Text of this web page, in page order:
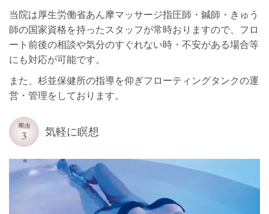
当院は厚生労働省あん摩マッサージ指圧師・鍼師・きゅう
師の国家資格を持ったスタッフが常時おりますので、フロ
ート前後の相談や気分のすぐれない時・不安がある場合等
にも対応が可能です。
また、杉並保健所の指導を仰ぎフローティングタンクの運
営・管理をしております。
気軽に瞑想‍